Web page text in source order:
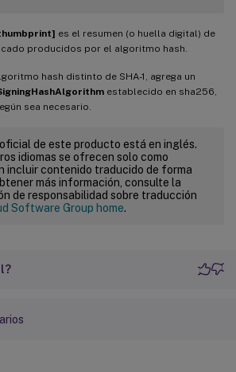
es el resumen (o huella digital) de
producidos por el algoritmo hash.
hash distinto de SHA-1, agrega un
establecido en sha256,
sea necesario.
de este producto está en inglés.
idiomas se ofrecen solo como
incluir contenido traducido de forma
más información, consulte la
de responsabilidad sobre traducción
Software Group home.